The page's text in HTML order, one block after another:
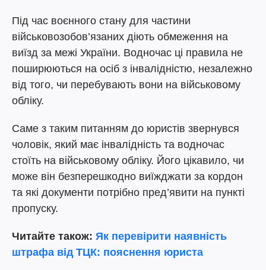
Під час воєнного стану для частини
військовозобов’язаних діють обмеження на
виїзд за межі України. Водночас ці правила не
поширюються на осіб з інвалідністю, незалежно
від того, чи перебувають вони на військовому
обліку.
Саме з таким питанням до юристів звернувся
чоловік, який має інвалідність та водночас
стоїть на військовому обліку. Його цікавило, чи
може він безперешкодно виїжджати за кордон
та які документи потрібно пред’явити на пункті
пропуску.
Читайте також: Як перевірити наявність
штрафа від ТЦК: пояснення юриста